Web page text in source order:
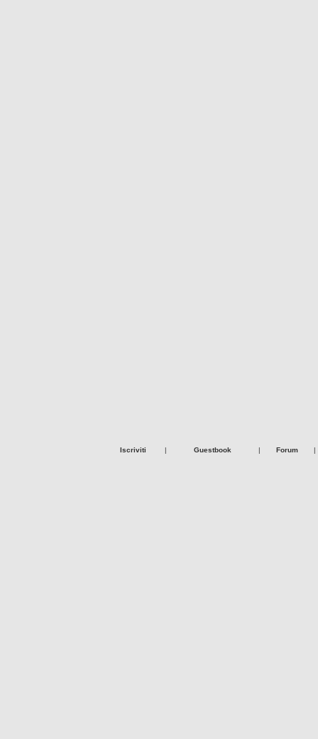
Iscriviti | Guestbook | Forum |